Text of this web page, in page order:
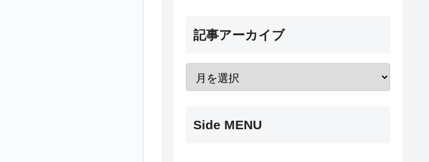
記事アーカイブ
Side MENU